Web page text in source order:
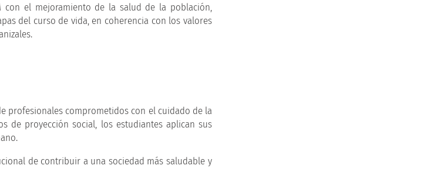
con el mejoramiento de la salud de la población,
del curso de vida, en coherencia con los valores
profesionales comprometidos con el cuidado de la
de proyección social, los estudiantes aplican sus
de contribuir a una sociedad más saludable y